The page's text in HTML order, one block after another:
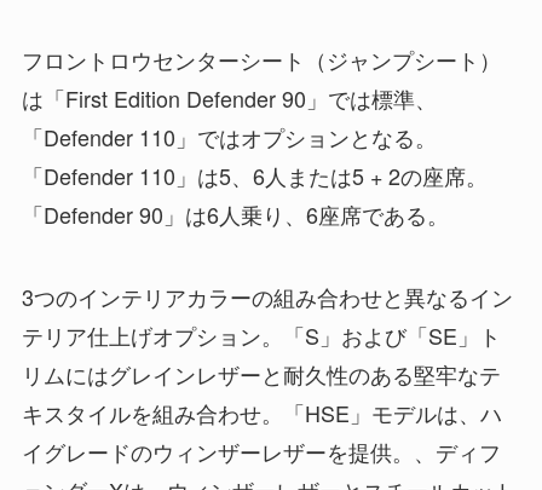
フロントロウセンターシート（ジャンプシート）
は「First Edition Defender 90」では標準、
「Defender 110」ではオプションとなる。
「Defender 110」は5、6人または5 + 2の座席。
「Defender 90」は6人乗り、6座席である。
3つのインテリアカラーの組み合わせと異なるイン
テリア仕上げオプション。「S」および「SE」ト
リムにはグレインレザーと耐久性のある堅牢なテ
キスタイルを組み合わせ。「HSE」モデルは、ハ
イグレードのウィンザーレザーを提供。、ディフ